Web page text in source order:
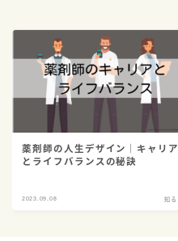
薬剤師の人生デザイン｜キャリア
とライフバランスの秘訣
2023.09.08 知る